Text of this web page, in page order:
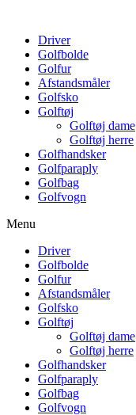
Driver
Golfbolde
Golfur
Afstandsmåler
Golfsko
Golftøj
Golftøj dame
Golftøj herre
Golfhandsker
Golfparaply
Golfbag
Golfvogn
Menu
Driver
Golfbolde
Golfur
Afstandsmåler
Golfsko
Golftøj
Golftøj dame
Golftøj herre
Golfhandsker
Golfparaply
Golfbag
Golfvogn